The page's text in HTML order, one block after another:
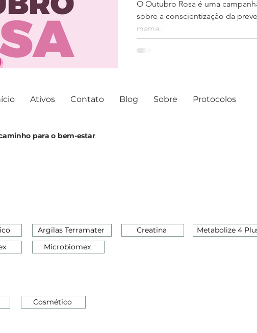
O Outubro Rosa é uma
sobre a conscientização da
mama.
para o bem-estar
Ativos Contato Blog Sobre Protocolos
Argilas Terramater Creatina
Metabolize 4
Microbiomex
Cosmético